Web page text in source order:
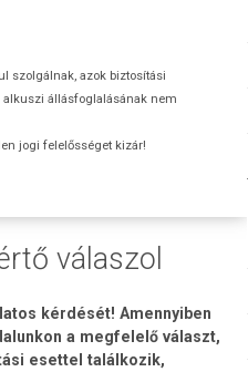
szolgálnak, azok biztosítási
alkuszi állásfoglalásának nem
jogi felelősséget kizár!
válaszol
kérdését! Amennyiben
a megfelelő választ,
esettel találkozik,